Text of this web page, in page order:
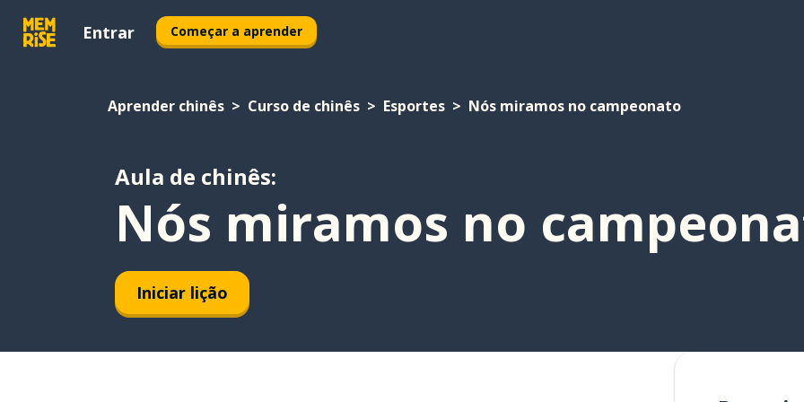
Entrar Começar a aprender
Aprender chinês Curso de chinês Esportes Nós miramos no campeonato
Aula de chinês:
Nós miramos no
Iniciar lição